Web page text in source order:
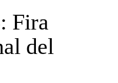
Fira
del